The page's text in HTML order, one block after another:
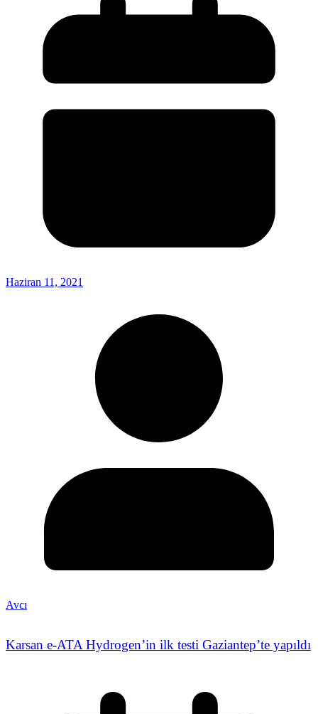
Haziran 11, 2021
Avcı
Karsan e-ATA Hydrogen’in ilk testi Gaziantep’te yapıldı